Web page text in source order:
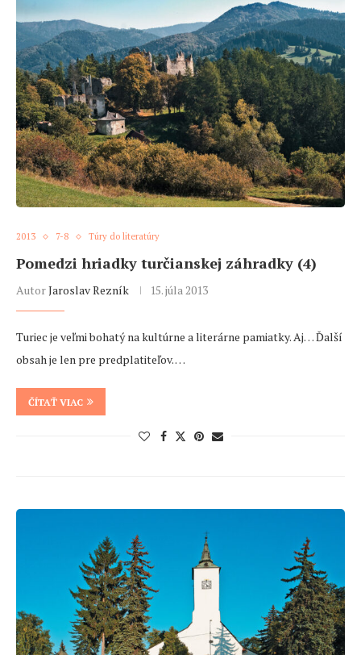
2013 7-8 Túry do literatúry
Pomedzi hriadky turčianskej záhradky (4)
AutorJaroslav Rezník 15. júla 2013
Turiec je veľmi bohatý na kultúrne a literárne pamiatky. Aj… Ďalší
obsah je len pre predplatiteľov. …
ČÍTAŤ VIAC